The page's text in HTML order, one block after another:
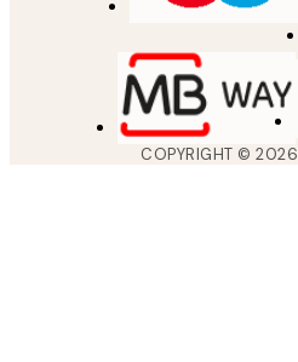
COPYRIGHT ©2026